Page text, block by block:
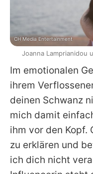
Im emotionalen
ihrem
deinen Schwanz
mich damit
ihm vor den Kopf.
zu erklären und
ich dich nicht
CH Media Entertainment
Joanna Lamprianidou